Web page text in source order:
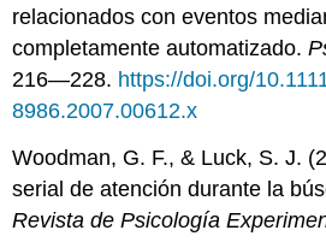
relacionados con eventos
completamente automatizado.
216—228. https://doi.org/
8986.2007.00612.x
Woodman, G. F., & Luck, S. J.
serial de atención durante la
Revista de Psicología